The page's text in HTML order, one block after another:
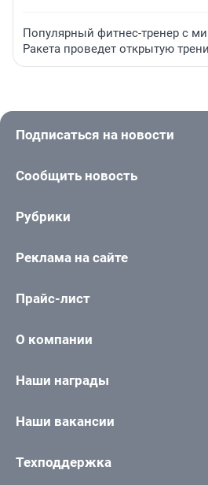
Популярный фитнес-тренер с
Ракета проведет открытую
Подписаться на новости
Сообщить новость
Рубрики
Реклама на сайте
Прайс-лист
О компании
Наши награды
Наши вакансии
Техподдержка